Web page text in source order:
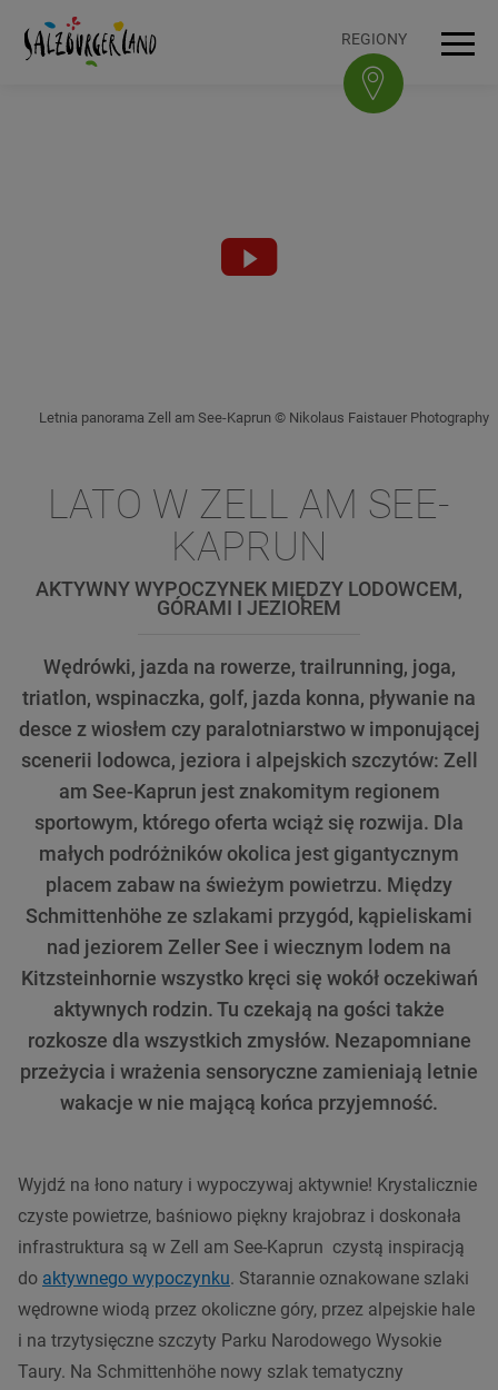
Do treściAccesskey
[0]
Do nawigacjiAccesskey
[1]
Na górę stronyAccesskey
[2]
Do stopkiAccesskey
[3] REGIONY
Video
abspielen
Letnia panorama Zell am See-Kaprun © Nikolaus Faistauer Photography
LATO W ZELL AM SEE-
KAPRUN
AKTYWNY WYPOCZYNEK MIĘDZY LODOWCEM,
GÓRAMI I JEZIOREM
Wędrówki, jazda na rowerze, trailrunning, joga,
triatlon, wspinaczka, golf, jazda konna, pływanie na
desce z wiosłem czy paralotniarstwo w imponującej
scenerii lodowca, jeziora i alpejskich szczytów: Zell
am See-Kaprun jest znakomitym regionem
sportowym, którego oferta wciąż się rozwija. Dla
małych podróżników okolica jest gigantycznym
placem zabaw na świeżym powietrzu. Między
Schmittenhöhe ze szlakami przygód, kąpieliskami
nad jeziorem Zeller See i wiecznym lodem na
Kitzsteinhornie wszystko kręci się wokół oczekiwań
aktywnych rodzin. Tu czekają na gości także
rozkosze dla wszystkich zmysłów. Nezapomniane
przeżycia i wrażenia sensoryczne zamieniają letnie
wakacje w nie mającą końca przyjemność.
Wyjdź na łono natury i wypoczywaj aktywnie! Krystalicznie
czyste powietrze, baśniowo piękny krajobraz i doskonała
infrastruktura są w Zell am See-Kaprun czystą inspiracją
do aktywnego wypoczynku. Starannie oznakowane szlaki
wędrowne wiodą przez okoliczne góry, przez alpejskie hale
i na trzytysięczne szczyty Parku Narodowego Wysokie
Taury. Na Schmittenhöhe nowy szlak tematyczny